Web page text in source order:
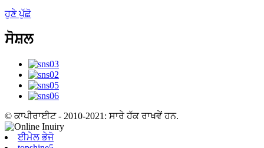
ਹੁਣੇ ਪੁੱਛੋ
ਸੋਸ਼ਲ
© ਕਾਪੀਰਾਈਟ - 2010-2021: ਸਾਰੇ ਹੱਕ ਰਾਖਵੇਂ ਹਨ.
ਈਮੇਲ ਭੇਜੋ